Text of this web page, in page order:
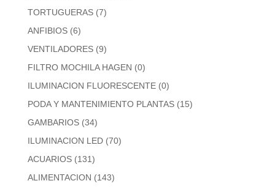
TORTUGUERAS (7)
ANFIBIOS (6)
VENTILADORES (9)
FILTRO MOCHILA HAGEN (0)
ILUMINACION FLUORESCENTE (0)
PODA Y MANTENIMIENTO PLANTAS (15)
GAMBARIOS (34)
ILUMINACION LED (70)
ACUARIOS (131)
ALIMENTACION (143)